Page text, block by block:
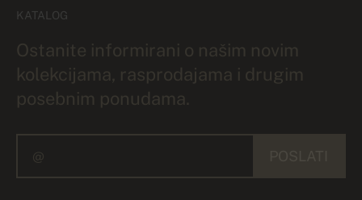
KATALOG
Ostanite informirani o našim novim
kolekcijama, rasprodajama i drugim
posebnim ponudama.